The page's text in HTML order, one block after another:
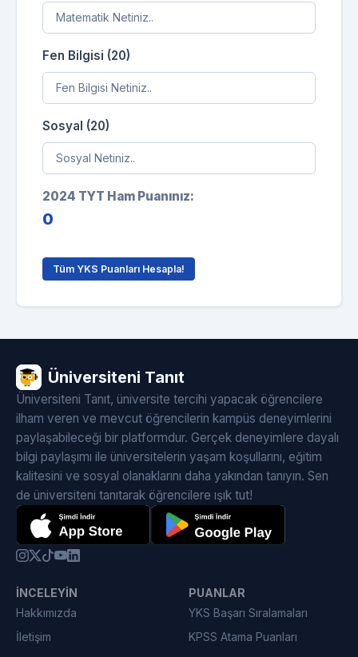
Fen Bilgisi (20)
Sosyal (20)
2024 TYT Ham Puanınız:
0
Tüm YKS Puanları Hesapla!
Üniversiteni Tanıt
Üniversiteni Tanıt, üniversite tercihi yapacak öğrencilere
ilham veren ve mevcut öğrencilerin kampüs deneyimlerini
paylaşabileceği bir platformdur. Gerçek deneyimlere dayalı
bilgi paylaşımı ile üniversitelerin yaşam koşullarını, eğitim
kalitesini ve sosyal olanaklarını daha yakından tanıyın. Sen
de üniversiteni tanıtarak öğrencilere ışık tut!
İNCELEYIN
Hakkımızda
İletişim
PUANLAR
YKS Başarı Sıralamaları
KPSS Atama Puanları